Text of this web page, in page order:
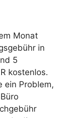
Monat
in
5
kostenlos.
ein Problem,